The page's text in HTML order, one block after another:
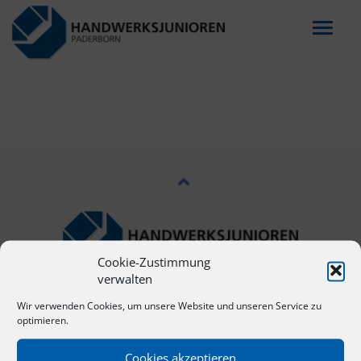
Cookie-Zustimmung
verwalten
Wir verwenden Cookies, um unsere Website und unseren Service zu
optimieren.
Cookies akzeptieren
Menu